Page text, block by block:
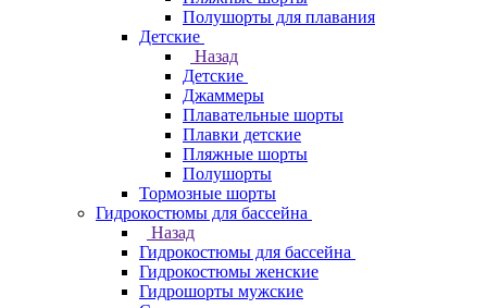
Полушорты для плавания
Детские
Назад
Детские
Джаммеры
Плавательные шорты
Плавки детские
Пляжные шорты
Полушорты
Тормозные шорты
Гидрокостюмы для бассейна
Назад
Гидрокостюмы для бассейна
Гидрокостюмы женские
Гидрошорты мужские